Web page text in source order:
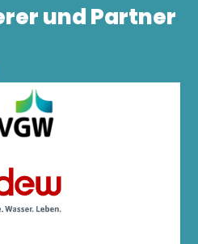
und Partner